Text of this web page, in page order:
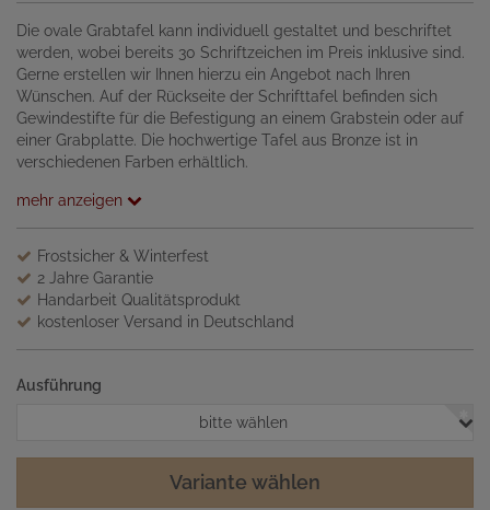
Die ovale Grabtafel kann individuell gestaltet und beschriftet
werden, wobei bereits 30 Schriftzeichen im Preis inklusive sind.
Gerne erstellen wir Ihnen hierzu ein Angebot nach Ihren
Wünschen. Auf der Rückseite der Schrifttafel befinden sich
Gewindestifte für die Befestigung an einem Grabstein oder auf
einer Grabplatte. Die hochwertige Tafel aus Bronze ist in
verschiedenen Farben erhältlich.
mehr anzeigen
Frostsicher & Winterfest
2 Jahre Garantie
Handarbeit Qualitätsprodukt
kostenloser Versand in Deutschland
Ausführung
bitte wählen
Variante wählen